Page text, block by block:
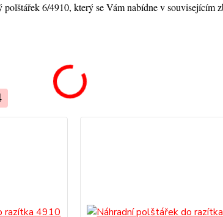
6/4910, který se Vám nabídne v souvisejícím